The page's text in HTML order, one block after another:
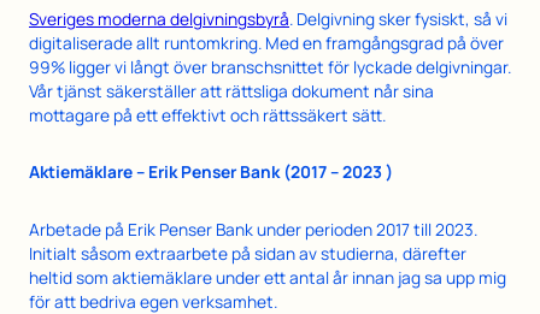
Sveriges moderna delgivningsbyrå. Delgivning sker fysiskt, så vi
digitaliserade allt runtomkring. Med en framgångsgrad på över
99% ligger vi långt över branschsnittet för lyckade delgivningar.
Vår tjänst säkerställer att rättsliga dokument når sina
mottagare på ett effektivt och rättssäkert sätt.
Aktiemäklare – Erik Penser Bank (2017 – 2023 )
Arbetade på Erik Penser Bank under perioden 2017 till 2023.
Initialt såsom extraarbete på sidan av studierna, därefter
heltid som aktiemäklare under ett antal år innan jag sa upp mig
för att bedriva egen verksamhet.